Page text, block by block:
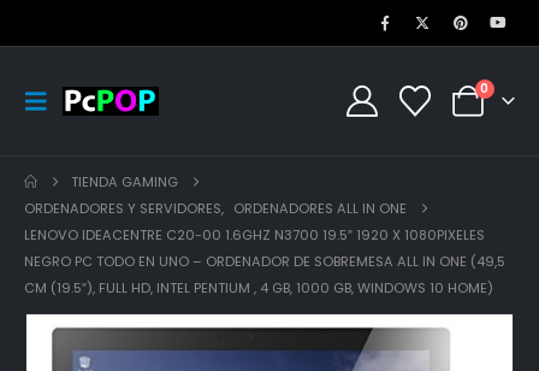
0
TIENDA GAMING
ORDENADORES Y SERVIDORES, ORDENADORES ALL IN ONE
LENOVO IDEACENTRE C20-00 1.6GHZ N3700 19.5″ 1920 X 1080PIXELES
NEGRO PC TODO EN UNO – ORDENADOR DE SOBREMESA ALL IN ONE (49,5
CM (19.5″), FULL HD, INTEL PENTIUM , 4 GB, 1000 GB, WINDOWS 10 HOME)